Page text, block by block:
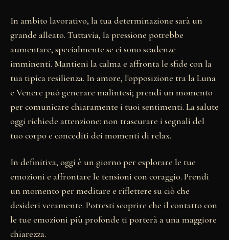
In ambito lavorativo, la tua determinazione sarà un
grande alleato. Tuttavia, la pressione potrebbe
aumentare, specialmente se ci sono scadenze
imminenti. Mantieni la calma e affronta le sfide con la
tua tipica resilienza. In amore, l'opposizione tra la Luna
e Venere può generare malintesi; prendi un momento
per comunicare chiaramente i tuoi sentimenti. La salute
oggi richiede attenzione: non trascurare i segnali del
tuo corpo e concediti dei momenti di relax.
In definitiva, oggi è un giorno per esplorare le tue
emozioni e affrontare le tensioni con coraggio. Prendi
un momento per meditare e riflettere su ciò che
desideri veramente. Potresti scoprire che il contatto con
le tue emozioni più profonde ti porterà a una maggiore
chiarezza.